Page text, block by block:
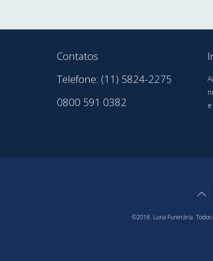
Contatos
Telefone: (11) 5824-2275
0800 591 0382
©2018. Luna Funerária. Todos